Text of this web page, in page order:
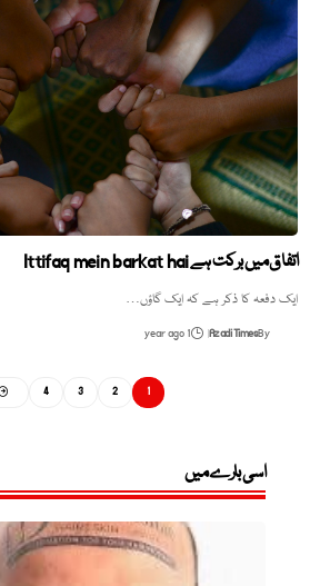
اتفاق میں برکت ہے Ittifaq mein barkat hai
ایک دفعہ کا ذکر ہے کہ ایک گاؤں…
By
Azadi Times
1 year ago
1
2
3
4
اسی بارے میں